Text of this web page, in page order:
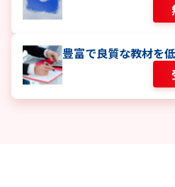
豊富で良質な教材を